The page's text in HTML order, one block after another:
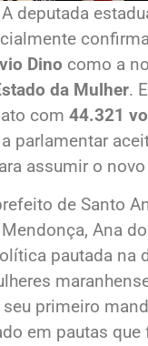
deputada
Dino como a
da Mulher.
com 44.321
parlamentar
assumir o
de Santo
Ana
pautada na
primeiro
em pautas que